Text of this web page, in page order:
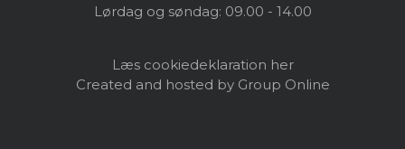
Lørdag og søndag: 09.00 - 14.00
Læs cookiedeklaration her
Created and hosted by Group Online